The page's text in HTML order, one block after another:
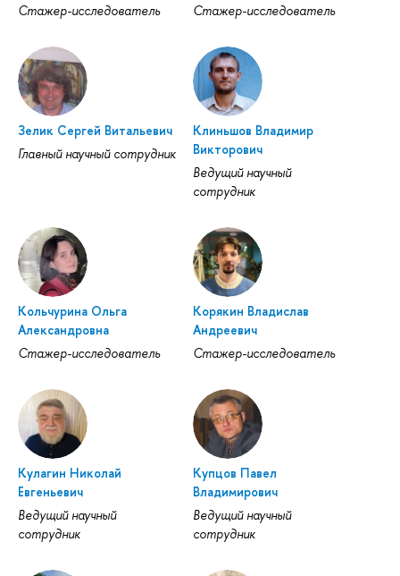
Стажер-исследователь
Стажер-исследователь
Зелик Сергей Витальевич
Главный научный сотрудник
Клиньшов Владимир
Викторович
Ведущий научный
сотрудник
Кольчурина Ольга
Александровна
Стажер-исследователь
Корякин Владислав
Андреевич
Стажер-исследователь
Кулагин Николай
Евгеньевич
Ведущий научный
сотрудник
Купцов Павел
Владимирович
Ведущий научный
сотрудник